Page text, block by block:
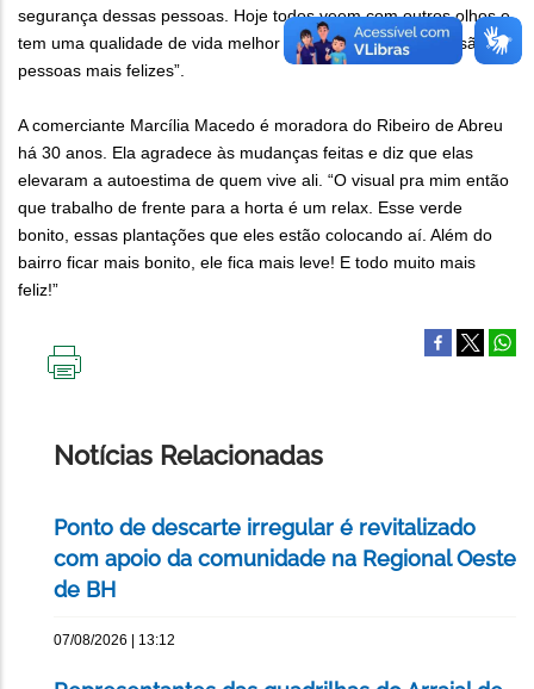
segurança dessas pessoas. Hoje todos veem com outros olhos e
tem uma qualidade de vida melhor e, consequentemente, são
pessoas mais felizes”.
A comerciante Marcília Macedo é moradora do Ribeiro de Abreu
há 30 anos. Ela agradece às mudanças feitas e diz que elas
elevaram a autoestima de quem vive ali. “O visual pra mim então
que trabalho de frente para a horta é um relax. Esse verde
bonito, essas plantações que eles estão colocando aí. Além do
bairro ficar mais bonito, ele fica mais leve! E todo muito mais
feliz!”
Notícias Relacionadas
Ponto de descarte irregular é revitalizado
com apoio da comunidade na Regional Oeste
de BH
07/08/2026 | 13:12